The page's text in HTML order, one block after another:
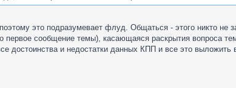
это подразумевает флуд. Общаться - этого никто не
сообщение темы), касающаяся раскрытия вопроса
достоинства и недостатки данных КПП и все это выложить